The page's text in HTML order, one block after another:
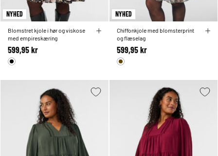
NYHED
Blomstret kjole i hør og viskose
med empireskæring
599,95 kr
NYHED
Chiffonkjole med blomsterprint
og flæselag
599,95 kr